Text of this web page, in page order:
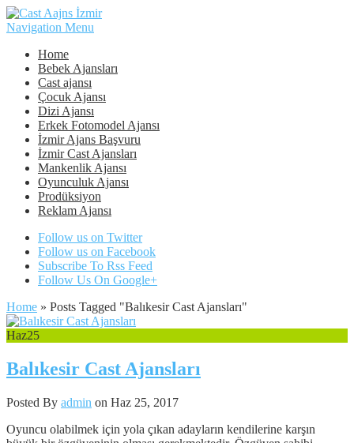
Navigation Menu
Home
Bebek Ajansları
Cast ajansı
Çocuk Ajansı
Dizi Ajansı
Erkek Fotomodel Ajansı
İzmir Ajans Başvuru
İzmir Cast Ajansları
Mankenlik Ajansı
Oyunculuk Ajansı
Prodüksiyon
Reklam Ajansı
Follow us on Twitter
Follow us on Facebook
Subscribe To Rss Feed
Follow Us On Google+
Home » Posts Tagged "Balıkesir Cast Ajansları"
Haz25
Balıkesir Cast Ajansları
Posted By admin on Haz 25, 2017
Oyuncu olabilmek için yola çıkan adayların kendilerine karşın